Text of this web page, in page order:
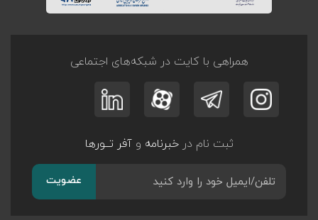
همراهی با کایت در شبکه‌های اجتماعی
ثبت نام درخبرنامه وآفر تــورها
عضویت